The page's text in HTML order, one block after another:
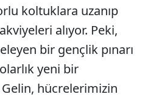
koltuklara uzanıp
alıyor. Peki,
bir gençlik pınarı
yeni bir
Gelin, hücrelerimizin